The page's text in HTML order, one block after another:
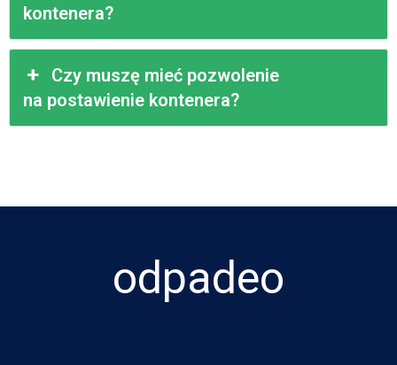
kontenera?
Czy muszę mieć pozwolenie
na postawienie kontenera?
odpadeo